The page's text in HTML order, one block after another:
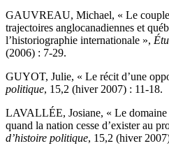
GAUVREAU, Michael, « Le
trajectoires anglocanadiennes et
l’historiographie internationale »,
(2006) : 7-29.
GUYOT, Julie, « Le récit d’une
politique, 15,2 (hiver 2007) : 11-18.
LAVALLÉE, Josiane, « Le domaine
quand la nation cesse d’exister au
d’histoire politique, 15,2 (hiver